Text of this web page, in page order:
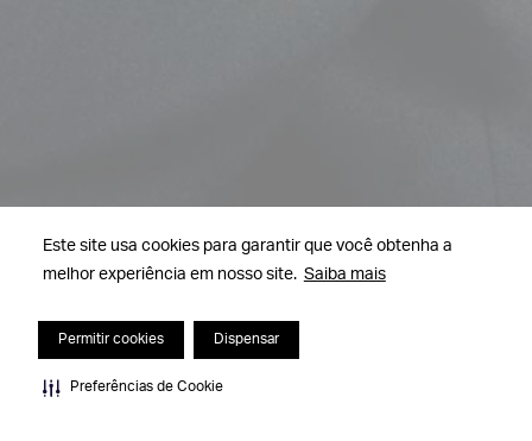
Este site usa cookies para garantir que você obtenha a
melhor experiência em nosso site. Saiba mais
Permitir cookies Dispensar
Preferências de Cookie